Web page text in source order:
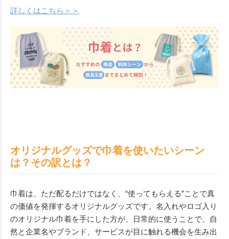
詳しくはこちら＞＞
オリジナルグッズで巾着を使いたいシーン
は？その訳とは？
巾着は、ただ配るだけではなく、“使ってもらえる”ことで真
の価値を発揮するオリジナルグッズです。名入れやロゴ入り
のオリジナル巾着を手にした方が、日常的に使うことで、自
然と企業名やブランド、サービスが目に触れる機会を生み出